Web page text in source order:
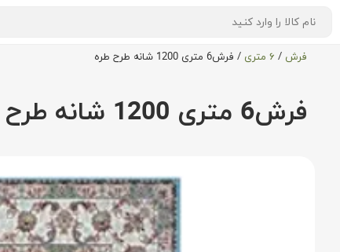
فرش / ۶ متری / فرش6 متری 1200 شانه طرح طره
فرش6 متری 1200 شانه طرح طره